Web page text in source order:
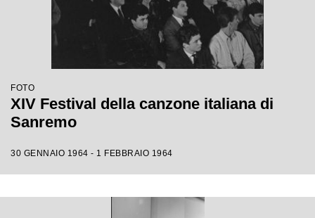
FOTO
XIV Festival della canzone italiana di
Sanremo
30 GENNAIO 1964 - 1 FEBBRAIO 1964